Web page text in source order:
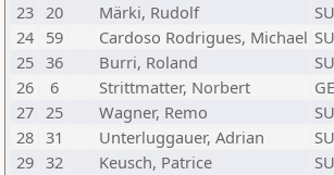
23 20 Märki, Rudolf
24 59 Cardoso Rodrigues, Michael
25 36 Burri, Roland
26
6 Strittmatter, Norbert
27 25 Wagner, Remo
28 31 Unterluggauer, Adrian
29 32 Keusch, Patrice